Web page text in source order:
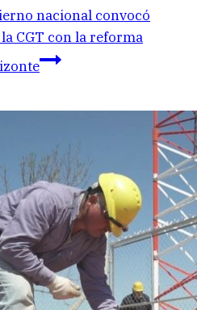
nacional convocó
CGT con la reforma